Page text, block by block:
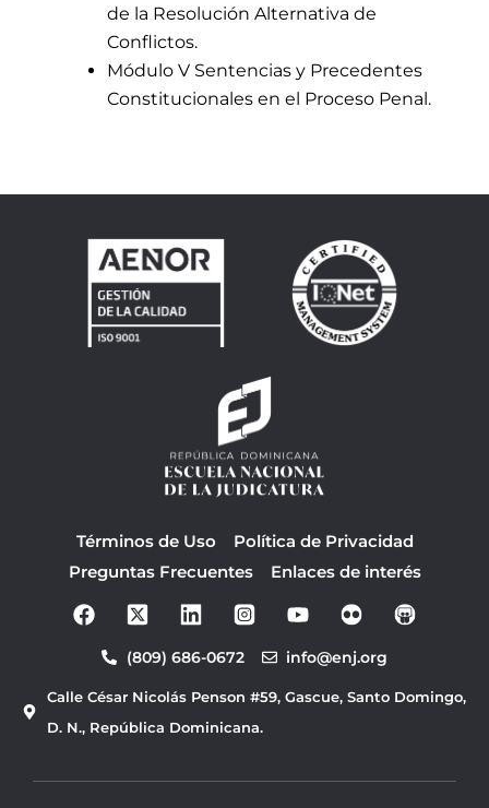
de la Resolución Alternativa de
Conflictos.
Módulo V Sentencias y Precedentes
Constitucionales en el Proceso Penal.
Términos de Uso
Política de Privacidad
Preguntas Frecuentes
Enlaces de interés
F
a
b
o
o
o
t
b
(809) 686-0672 info@enj.org
Calle César Nicolás Penson #59, Gascue, Santo Domingo,
D. N., República Dominicana.